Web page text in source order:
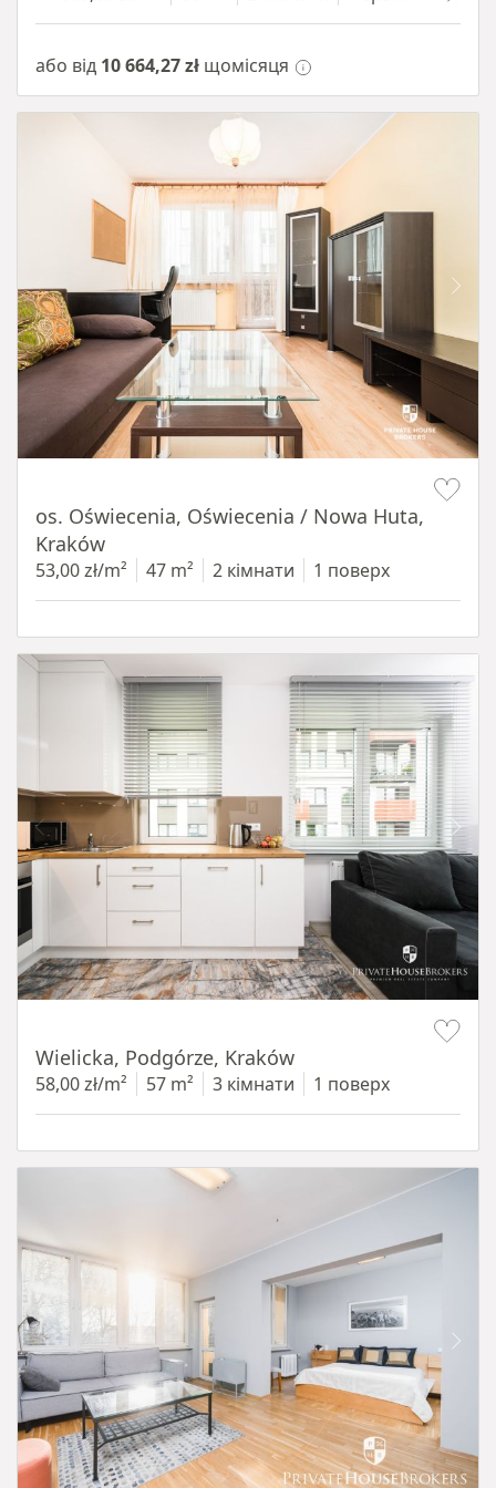
або від 10 664,27 zł щомісяця
os. Oświecenia, Oświecenia / Nowa Huta,
Kraków
53,00 zł/m² 47 m² 2 кімнати 1 поверх
Wielicka, Podgórze, Kraków
58,00 zł/m² 57 m² 3 кімнати 1 поверх